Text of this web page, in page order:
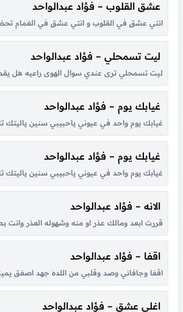
عشق القلوب – فؤاد عبدالواحد
انتي عشقٍ في القلوب و انتي عشقٍ في الغمام
ليت تسمحلي – فؤاد عبدالواحد
ليت تسمحلي ترى عندي سوال الهوى راعيه هل
غيابك يوم – فؤاد عبدالواحد
غيابك يوم واحد في عيوني ياحبيبي سنين ياليتك
غيابك يوم – فؤاد عبدالواحد
غيابك يوم واحد في عيوني ياحبيبي سنين ياليتك
الانه – فؤاد عبدالواحد
قررت ابعد ومالك عذر او منه وشهوله العذر
اقفا – فؤاد عبدالواحد
اقفا وجافاني وصد وقلبي من اللده جهد اصفق
اغلى عشق – فؤاد عبدالواحد